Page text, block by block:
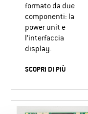
formato da due
componenti: la
power unit e
l’interfaccia
display.
SCOPRI DI PIÙ